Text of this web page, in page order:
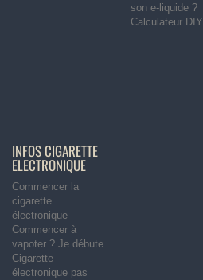
son e-liquide ?
Calculateur DIY
INFOS CIGARETTE
ELECTRONIQUE
Commencer la
cigarette
électronique
Commencer à
vapoter ? Je débute
Cigarette
électronique pas